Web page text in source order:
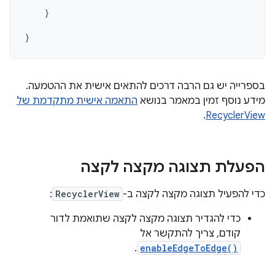
}
}
בספרייה יש גם הרבה דרכים להתאים אישית את ההטמעה.
מידע נוסף זמין במאמר בנושא התאמה אישית מתקדמת של
RecyclerView
.
הפעלת תצוגה מקצה לקצה
כדי להפעיל תצוגה מקצה לקצה ב- RecyclerView
:
כדי להגדיר תצוגה מקצה לקצה שתואמת לדור
קודם, צריך להתקשר אל
enableEdgeToEdge()
.